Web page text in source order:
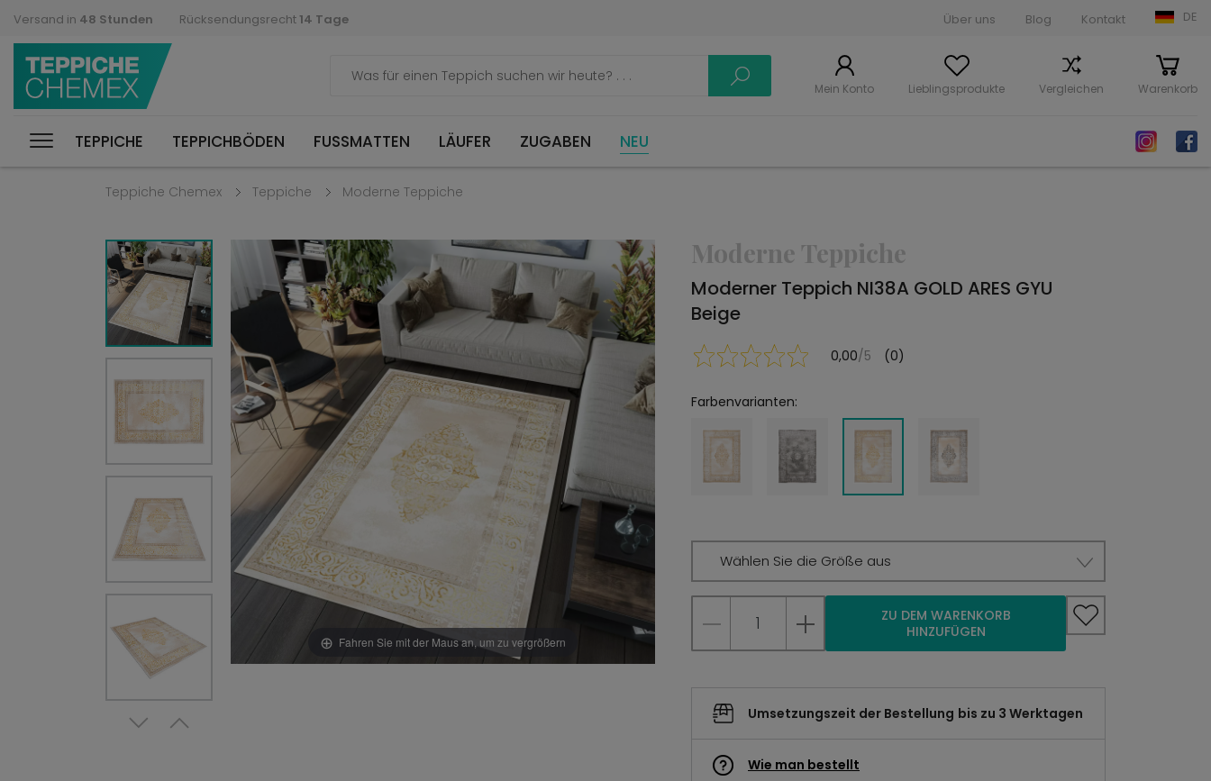
Versand in 48 Stunden Rücksendungsrecht 14 Tage Über uns Blog Kontakt DE
Mein Konto Lieblingsprodukte Vergleichen Warenkorb
TEPPICHE TEPPICHBÖDEN FUSSMATTEN LÄUFER ZUGABEN NEU
Teppiche Chemex Teppiche Moderne Teppiche
Fahren Sie mit der Maus an, um zu vergrößern
Moderne Teppiche
Moderner Teppich NI38A GOLD ARES GYU
Beige
0,00/5 (0)
Farbenvarianten:
Wählen Sie die Größe aus
ZU DEM WARENKORB
HINZUFÜGEN
Umsetzungszeit der Bestellung bis zu 3 Werktagen
Wie man bestellt